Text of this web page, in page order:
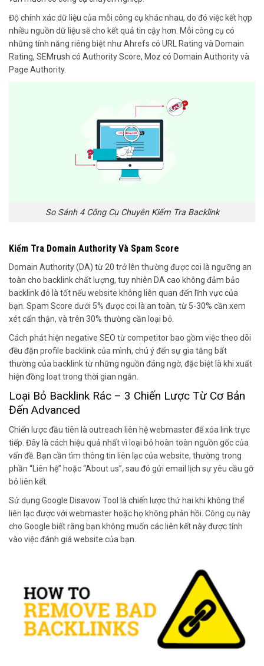
Độ chính xác dữ liệu của mỗi công cụ khác nhau, do đó việc kết hợp
nhiều nguồn dữ liệu sẽ cho kết quả tin cậy hơn. Mỗi công cụ có
những tính năng riêng biệt như Ahrefs có URL Rating và Domain
Rating, SEMrush có Authority Score, Moz có Domain Authority và
Page Authority.
So Sánh 4 Công Cụ Chuyên Kiểm Tra Backlink
Kiểm Tra Domain Authority Và Spam Score
Domain Authority (DA) từ 20 trở lên thường được coi là ngưỡng an
toàn cho backlink chất lượng, tuy nhiên DA cao không đảm bảo
backlink đó là tốt nếu website không liên quan đến lĩnh vực của
bạn. Spam Score dưới 5% được coi là an toàn, từ 5-30% cần xem
xét cẩn thận, và trên 30% thường cần loại bỏ.
Cách phát hiện negative SEO từ competitor bao gồm việc theo dõi
đều đặn profile backlink của mình, chú ý đến sự gia tăng bất
thường của backlink từ những nguồn đáng ngờ, đặc biệt là khi xuất
hiện đồng loạt trong thời gian ngắn.
Loại Bỏ Backlink Rác – 3 Chiến Lược Từ Cơ Bản
Đến Advanced
Chiến lược đầu tiên là outreach liên hệ webmaster để xóa link trực
tiếp. Đây là cách hiệu quả nhất vì loại bỏ hoàn toàn nguồn gốc của
vấn đề. Bạn cần tìm thông tin liên lạc của website, thường trong
phần “Liên hệ” hoặc “About us”, sau đó gửi email lịch sự yêu cầu gỡ
bỏ liên kết.
Sử dụng Google Disavow Tool là chiến lược thứ hai khi không thể
liên lạc được với webmaster hoặc họ không phản hồi. Công cụ này
cho Google biết rằng bạn không muốn các liên kết này được tính
vào việc đánh giá website của bạn.